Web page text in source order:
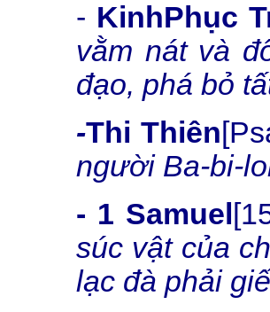
- KinhPhục
vằm nát và
đạo, phá bỏ
-Thi Thiên
người Ba-bi-
- 1 Samuel
súc vật của
lạc đà phải